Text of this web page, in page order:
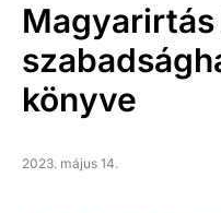
könyve
2023. május 14.